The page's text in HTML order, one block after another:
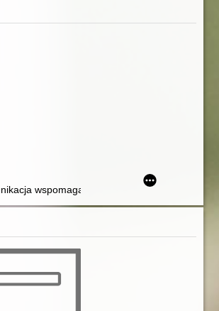
: studium indywidualnego przypadku
we wczesnym wspomaganiu rozwoju
wspomagająca i alternatywna (AAC) w